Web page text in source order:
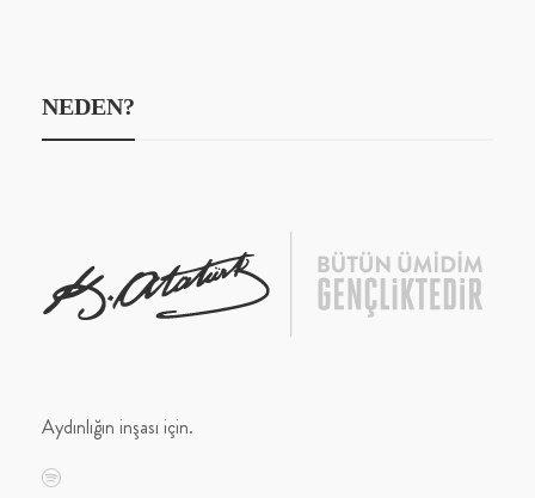
NEDEN?
Aydınlığın inşası için.